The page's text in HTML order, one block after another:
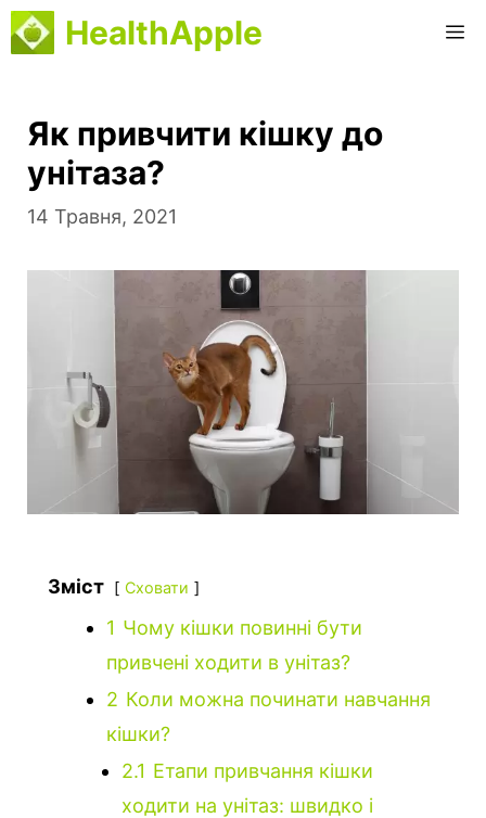
Перейти
до
HealthApple
Як привчити кішку до
унітаза?
14 Травня, 2021
Зміст Сховати
1 Чому кішки повинні бути
привчені ходити в унітаз?
2 Коли можна починати навчання
кішки?
2.1 Етапи привчання кішки
ходити на унітаз: швидко і